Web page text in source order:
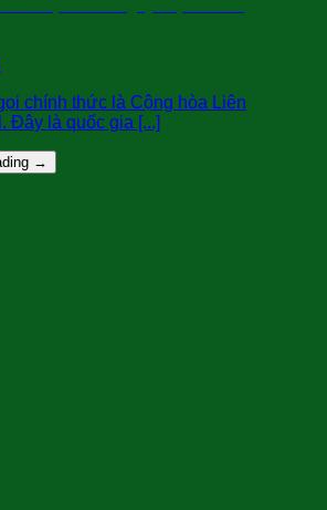
chính thức là Cộng hòa Liên
Đây là quốc gia [...]
→